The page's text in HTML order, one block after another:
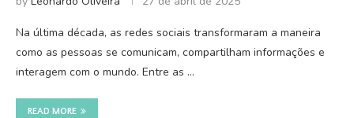
Na última década, as redes sociais transformaram a maneira
como as pessoas se comunicam, compartilham informações e
interagem com o mundo. Entre as …
READ MORE